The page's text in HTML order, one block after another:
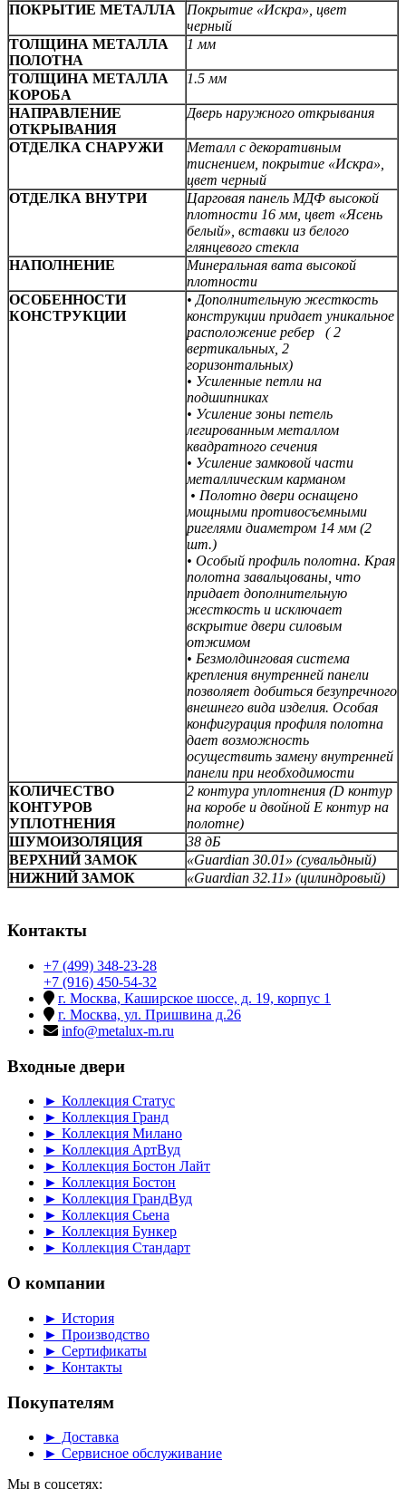
ПОКРЫТИЕ МЕТАЛЛА
Покрытие «Искра», цвет
черный
ТОЛЩИНА МЕТАЛЛА
ПОЛОТНА
1 мм
ТОЛЩИНА МЕТАЛЛА
КОРОБА
1.5 мм
НАПРАВЛЕНИЕ
ОТКРЫВАНИЯ
Дверь наружного открывания
ОТДЕЛКА СНАРУЖИ
Металл с декоративным
тиснением, покрытие «Искра»,
цвет черный
ОТДЕЛКА ВНУТРИ
Царговая панель МДФ высокой
плотности 16 мм, цвет «Ясень
белый», вставки из белого
глянцевого стекла
НАПОЛНЕНИЕ
Минеральная вата высокой
плотности
ОСОБЕННОСТИ
КОНСТРУКЦИИ
• Дополнительную жесткость
конструкции придает уникальное
расположение ребер (2
вертикальных, 2
горизонтальных)
• Усиленные петли на
подшипниках
• Усиление зоны петель
легированным металлом
квадратного сечения
• Усиление замковой части
металлическим карманом
• Полотно двери оснащено
мощными противосъемными
ригелями диаметром 14 мм (2
шт.)
• Особый профиль полотна. Края
полотна завальцованы, что
придает дополнительную
жесткость и исключает
вскрытие двери силовым
отжимом
• Безмолдинговая система
крепления внутренней панели
позволяет добиться безупречного
внешнего вида изделия. Особая
конфигурация профиля полотна
дает возможность
осуществить замену внутренней
панели при необходимости
КОЛИЧЕСТВО
КОНТУРОВ
УПЛОТНЕНИЯ
2 контура уплотнения (D контур
на коробе и двойной E контур на
полотне)
ШУМОИЗОЛЯЦИЯ
38 дБ
ВЕРХНИЙ ЗАМОК
«Guardian 30.01» (сувальдный)
НИЖНИЙ ЗАМОК
«Guardian 32.11» (цилиндровый)
Контакты
+7 (499) 348-23-28
+7 (916) 450-54-32
г. Москва, Каширское шоссе, д. 19, корпус 1
г. Москва, ул. Пришвина д.26
info@metalux-m.ru
Входные двери
► Коллекция Статус
► Коллекция Гранд
► Коллекция Милано
► Коллекция АртВуд
► Коллекция Бостон Лайт
► Коллекция Бостон
► Коллекция ГрандВуд
► Коллекция Сьена
► Коллекция Бункер
► Коллекция Стандарт
О компании
► История
► Производство
► Сертификаты
► Контакты
Покупателям
► Доставка
► Сервисное обслуживание
Мы в соцсетях: